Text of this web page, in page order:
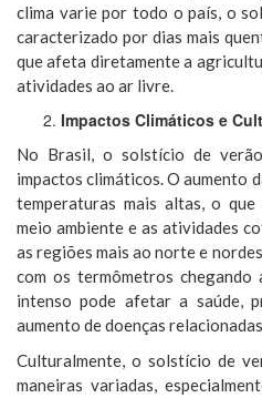
clima varie por todo o país, o
caracterizado por dias mais
que afeta diretamente a
atividades ao ar livre.
Impactos Climáticos e
No Brasil, o solstício de
impactos climáticos. O aumento
temperaturas mais altas, o
meio ambiente e as atividades
as regiões mais ao norte e
com os termômetros chegando
intenso pode afetar a saúde,
aumento de doenças
Culturalmente, o solstício de
maneiras variadas,